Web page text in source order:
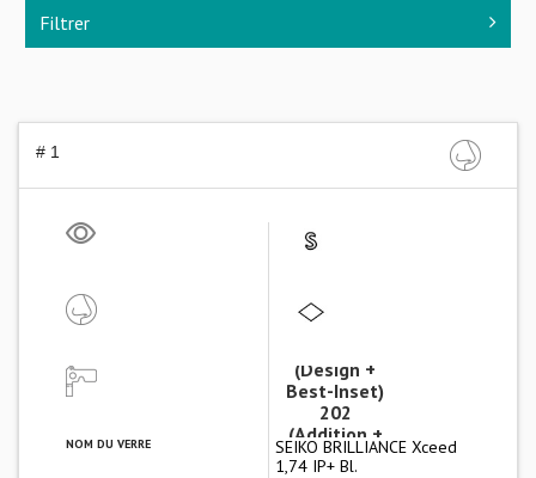
Filtrer
# 1
(Design +
Best-Inset)
202
(Addition +
Couloi
NOM DU VERRE
SEIKO BRILLIANCE Xceed
1,74 IP+ Bl.